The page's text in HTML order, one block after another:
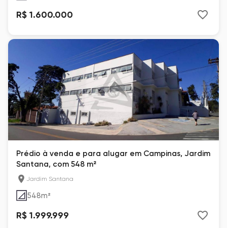
R$ 1.600.000
Prédio à venda e para alugar em Campinas, Jardim
Santana, com 548 m²
Jardim Santana
548m²
R$ 1.999.999